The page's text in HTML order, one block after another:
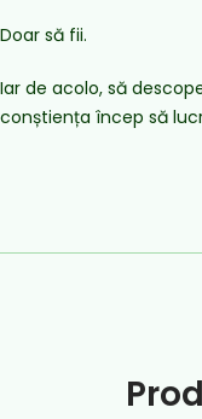
Doar să fii.
Iar de acolo, să
conștiența încep să